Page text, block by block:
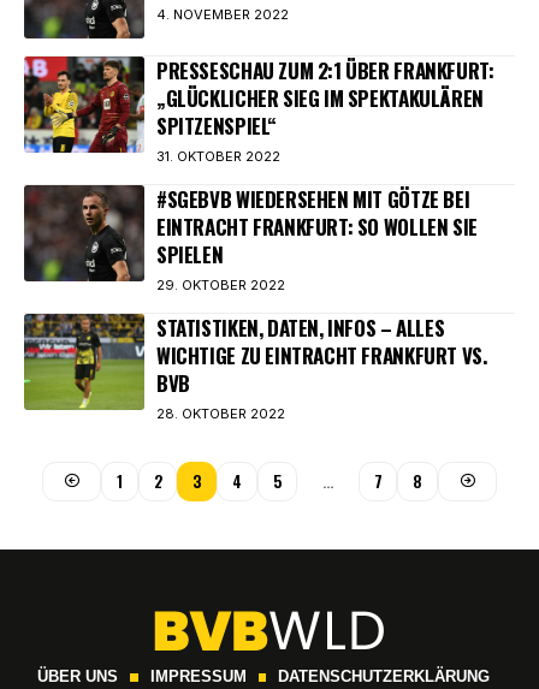
4. NOVEMBER 2022
PRESSESCHAU ZUM 2:1 ÜBER FRANKFURT:
„GLÜCKLICHER SIEG IM SPEKTAKULÄREN
SPITZENSPIEL“
31. OKTOBER 2022
#SGEBVB WIEDERSEHEN MIT GÖTZE BEI
EINTRACHT FRANKFURT: SO WOLLEN SIE
SPIELEN
29. OKTOBER 2022
STATISTIKEN, DATEN, INFOS – ALLES
WICHTIGE ZU EINTRACHT FRANKFURT VS.
BVB
28. OKTOBER 2022
1 2 3 4 5 … 7 8
ÜBER UNS IMPRESSUM DATENSCHUTZERKLÄRUNG